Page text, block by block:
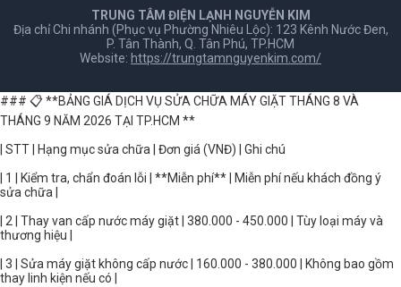
TRUNG TÂM ĐIỆN LẠNH NGUYỄN KIM
Địa chỉ Chi nhánh (Phục vụ Phường Nhiêu Lộc): 123 Kênh Nước Đen,
P. Tân Thành, Q. Tân Phú, TP.HCM
Website: https://trungtamnguyenkim.com/
### 📋 **BẢNG GIÁ DỊCH VỤ SỬA CHỮA MÁY GIẶT THÁNG 8 VÀ
THÁNG 9 NĂM 2026 TẠI TP.HCM **
| STT | Hạng mục sửa chữa | Đơn giá (VNĐ) | Ghi chú
| 1 | Kiểm tra, chẩn đoán lỗi | **Miễn phí** | Miễn phí nếu khách đồng ý
sửa chữa |
| 2 | Thay van cấp nước máy giặt | 380.000 - 450.000 | Tùy loại máy và
thương hiệu |
| 3 | Sửa máy giặt không cấp nước | 160.000 - 380.000 | Không bao gồm
thay linh kiện nếu có |